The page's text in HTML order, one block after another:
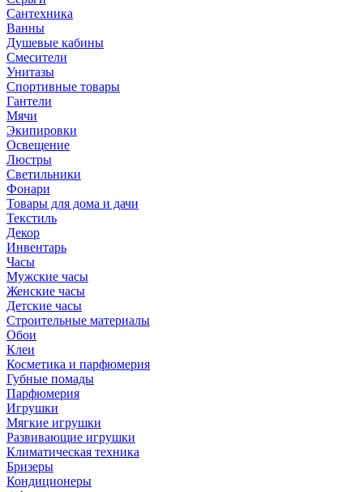
Сантехника
Ванны
Душевые кабины
Смесители
Унитазы
Спортивные товары
Гантели
Мячи
Экипировки
Освещение
Люстры
Светильники
Фонари
Товары для дома и дачи
Текстиль
Декор
Инвентарь
Часы
Мужские часы
Женские часы
Детские часы
Строительные материалы
Обои
Клеи
Косметика и парфюмерия
Губные помады
Парфюмерия
Игрушки
Мягкие игрушки
Развивающие игрушки
Климатическая техника
Бризеры
Кондиционеры